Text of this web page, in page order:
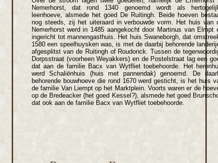
Nemerhorst, dat rond 1340 genoemd wordt als
leenhoeve, alsmede het goed De Ruitingh. Beide hoeven
nog steeds, zij het uiteraard in verbouwde vorm. Het huis van
Nemerhorst werd in 1485 aangekocht door Martinus van Elmpt
ingericht tot mannengasthuis. Het huis Swaneborgh, dat
1580 een speelhuysken was, is met de daarbij behorende
afgesplitst van de Ruitingh of Roudonck. Tussen de
Dorpsstraat (voorheen Weyakkers) en de Postelstraat lag een
dat aan de familie Bacx van Wytfliet toebehoorde. Het
werd Schaliënhuis (huis met pannendak) genoemd. De
behorende bouwhoeve die rond 1670 werd gesticht, is het huis
de familie Van Liempt op het Marktplein. Voorts waren er de
op de Bredeacker (het goed Kessel?), alsmede het goed
dat ook aan de familie Bacx van Wytfliet toebehoorde.